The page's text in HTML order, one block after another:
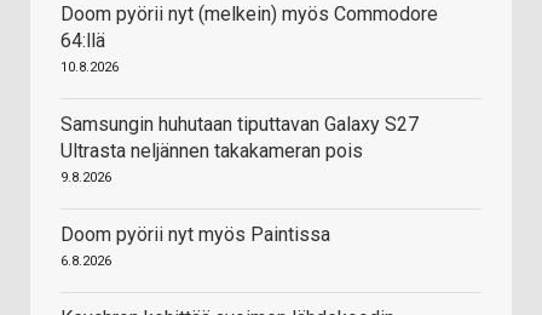
Doom pyörii nyt (melkein) myös Commodore
64:llä
10.8.2026
Samsungin huhutaan tiputtavan Galaxy S27
Ultrasta neljännen takakameran pois
9.8.2026
Doom pyörii nyt myös Paintissa
6.8.2026